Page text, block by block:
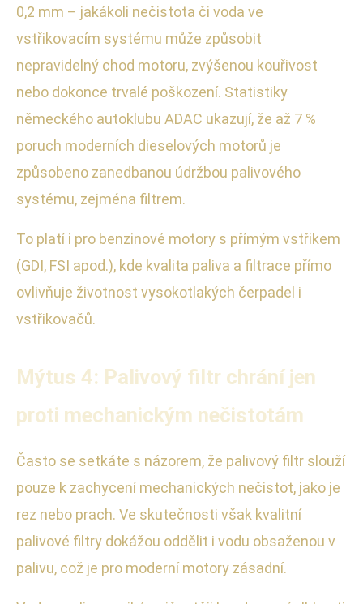
0,2 mm – jakákoli nečistota či voda ve
vstřikovacím systému může způsobit
nepravidelný chod motoru, zvýšenou kouřivost
nebo dokonce trvalé poškození. Statistiky
německého autoklubu ADAC ukazují, že až 7 %
poruch moderních dieselových motorů je
způsobeno zanedbanou údržbou palivového
systému, zejména filtrem.
To platí i pro benzinové motory s přímým vstřikem
(GDI, FSI apod.), kde kvalita paliva a filtrace přímo
ovlivňuje životnost vysokotlakých čerpadel i
vstřikovačů.
Mýtus 4: Palivový filtr chrání jen
proti mechanickým nečistotám
Často se setkáte s názorem, že palivový filtr slouží
pouze k zachycení mechanických nečistot, jako je
rez nebo prach. Ve skutečnosti však kvalitní
palivové filtry dokážou oddělit i vodu obsaženou v
palivu, což je pro moderní motory zásadní.